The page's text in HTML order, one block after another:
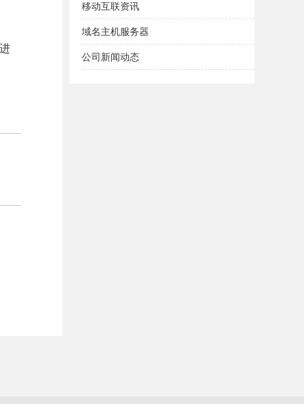
移动互联资讯
域名主机服务器
公司新闻动态